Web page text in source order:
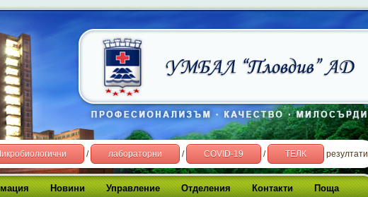
/ лабораторни / COVID-19 / ТЕЛК резултати
Новини Управление Отделения Контакти Поща